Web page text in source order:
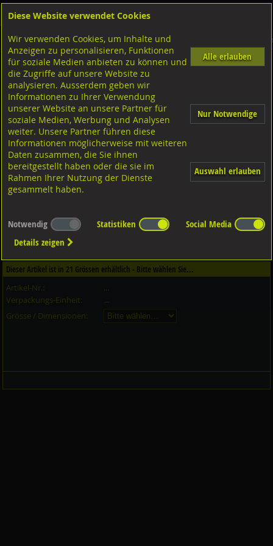
Shop Niettechnik-Blindnietmuttern Blindnieten Diverse Ausführungen Blindnieten
Spreiznieten FlachkopfAlu-Stahl verzinkt,
Dieser Artikel ist in 3Qualitäten erhältlich - Bitte wählen Sie...
Qualität / Oberfläche
Dieser Artikel ist in 21 Grössen erhältlich - Bitte wählen Sie...
Artikel-Nr.:
...
Verpackungs-Einheit:
...
Grösse / Dimensionen:
Diese Website verwendet Cookies
Wir verwenden Cookies, um Inhalte und
Anzeigen zu personalisieren, Funktionen
für soziale Medien anbieten zu können und
die Zugriffe auf unsere Website zu
analysieren. Ausserdem geben wir
Informationen zu Ihrer Verwendung
unserer Website an unsere Partner für
soziale Medien, Werbung und Analysen
weiter. Unsere Partner führen diese
Informationen möglicherweise mit weiteren
Daten zusammen, die Sie ihnen
bereitgestellt haben oder die sie im
Rahmen Ihrer Nutzung der Dienste
gesammelt haben.
Alle erlauben
Nur Notwendige
Auswahl erlauben
Notwendig Statistiken
Social Media
Details zeigen